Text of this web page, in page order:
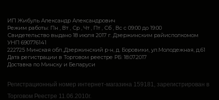
ИП Жибуль Александр Александрович
Режим работы: Пн , Вт , Ср , Чт , Пт , Сб , Вс c 09:00 до 19:00
Свидетельство выдано 18 июля 2017 г. Дзержинским райисполкомом
УНП 690776141
222725 Минская обл.,Дзержинский р-н, д. Боровики, ул.Молодежная, д.61
Дата регистрации в Торговом реестре РБ: 18.07.2017
Доставка по Минску и Беларуси
Регистрационный номер интернет-магазина 159181, зарегистрирован в
Торговом Реестре 11.06.2010г.